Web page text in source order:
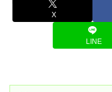
X
LINE